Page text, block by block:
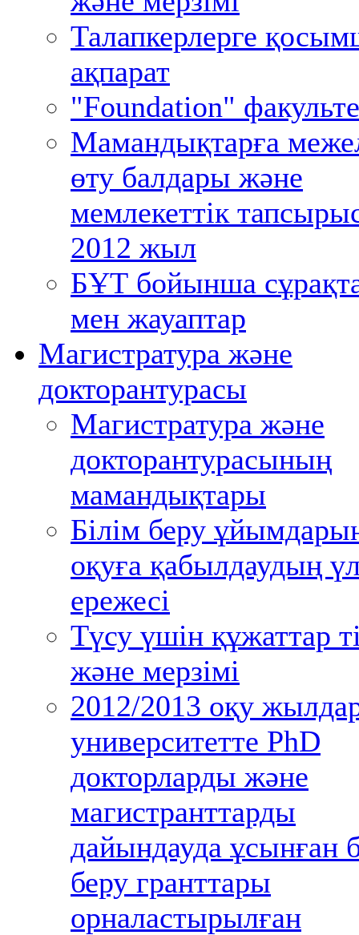
Талапкерлерге
ақпарат
"Foundation"
Мамандықтарға
өту балдары және
мемлекеттік
2012 жыл
БҰТ бойынша
мен жауаптар
Магистратура және
докторантурасы
Магистратура және
докторантурасының
мамандықтары
Білім беру
оқуға қабылдаудың
ережесі
Түсу үшін құжаттар
және мерзімі
2012/2013 оқу
университетте PhD
докторларды және
магистранттарды
дайындауда ұсынған
беру гранттары
орналастырылған